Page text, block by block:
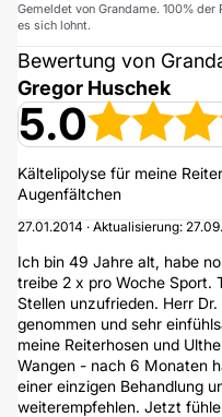
Gemeldet von Grandame. 100%
es sich lohnt.
Bewertung von
Gregor Huschek
5.0
Kältelipolyse für meine
Augenfältchen
27.01.2014 · Aktualisierung:
Ich bin 49 Jahre alt, habe
treibe 2 x pro Woche Sport.
Stellen unzufrieden. Herr
genommen und sehr
meine Reiterhosen und
Wangen - nach 6 Monaten
einer einzigen Behandlung
weiterempfehlen. Jetzt